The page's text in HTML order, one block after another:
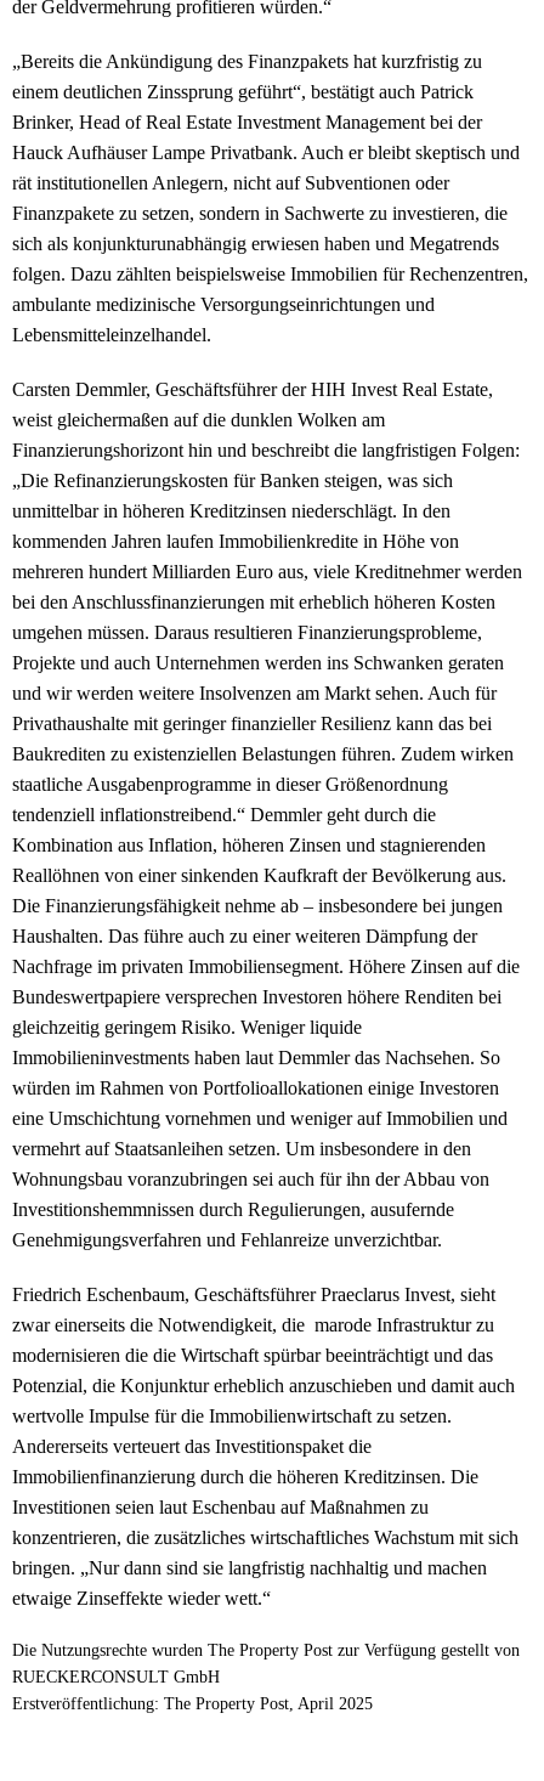
der Geldvermehrung profitieren würden.“
„Bereits die Ankündigung des Finanzpakets hat kurzfristig zu
einem deutlichen Zinssprung geführt“, bestätigt auch Patrick
Brinker, Head of Real Estate Investment Management bei der
Hauck Aufhäuser Lampe Privatbank. Auch er bleibt skeptisch und
rät institutionellen Anlegern, nicht auf Subventionen oder
Finanzpakete zu setzen, sondern in Sachwerte zu investieren, die
sich als konjunkturunabhängig erwiesen haben und Megatrends
folgen. Dazu zählten beispielsweise Immobilien für Rechenzentren,
ambulante medizinische Versorgungseinrichtungen und
Lebensmitteleinzelhandel.
Carsten Demmler, Geschäftsführer der HIH Invest Real Estate,
weist gleichermaßen auf die dunklen Wolken am
Finanzierungshorizont hin und beschreibt die langfristigen Folgen:
„Die Refinanzierungskosten für Banken steigen, was sich
unmittelbar in höheren Kreditzinsen niederschlägt. In den
kommenden Jahren laufen Immobilienkredite in Höhe von
mehreren hundert Milliarden Euro aus, viele Kreditnehmer werden
bei den Anschlussfinanzierungen mit erheblich höheren Kosten
umgehen müssen. Daraus resultieren Finanzierungsprobleme,
Projekte und auch Unternehmen werden ins Schwanken geraten
und wir werden weitere Insolvenzen am Markt sehen. Auch für
Privathaushalte mit geringer finanzieller Resilienz kann das bei
Baukrediten zu existenziellen Belastungen führen. Zudem wirken
staatliche Ausgabenprogramme in dieser Größenordnung
tendenziell inflationstreibend.“ Demmler geht durch die
Kombination aus Inflation, höheren Zinsen und stagnierenden
Reallöhnen von einer sinkenden Kaufkraft der Bevölkerung aus.
Die Finanzierungsfähigkeit nehme ab – insbesondere bei jungen
Haushalten. Das führe auch zu einer weiteren Dämpfung der
Nachfrage im privaten Immobiliensegment. Höhere Zinsen auf die
Bundeswertpapiere versprechen Investoren höhere Renditen bei
gleichzeitig geringem Risiko. Weniger liquide
Immobilieninvestments haben laut Demmler das Nachsehen. So
würden im Rahmen von Portfolioallokationen einige Investoren
eine Umschichtung vornehmen und weniger auf Immobilien und
vermehrt auf Staatsanleihen setzen. Um insbesondere in den
Wohnungsbau voranzubringen sei auch für ihn der Abbau von
Investitionshemmnissen durch Regulierungen, ausufernde
Genehmigungsverfahren und Fehlanreize unverzichtbar.
Friedrich Eschenbaum, Geschäftsführer Praeclarus Invest, sieht
zwar einerseits die Notwendigkeit, die marode Infrastruktur zu
modernisieren die die Wirtschaft spürbar beeinträchtigt und das
Potenzial, die Konjunktur erheblich anzuschieben und damit auch
wertvolle Impulse für die Immobilienwirtschaft zu setzen.
Andererseits verteuert das Investitionspaket die
Immobilienfinanzierung durch die höheren Kreditzinsen. Die
Investitionen seien laut Eschenbau auf Maßnahmen zu
konzentrieren, die zusätzliches wirtschaftliches Wachstum mit sich
bringen. „Nur dann sind sie langfristig nachhaltig und machen
etwaige Zinseffekte wieder wett.“
Die Nutzungsrechte wurden The Property Post zur Verfügung gestellt von
RUECKERCONSULT GmbH
Erstveröffentlichung: The Property Post, April 2025